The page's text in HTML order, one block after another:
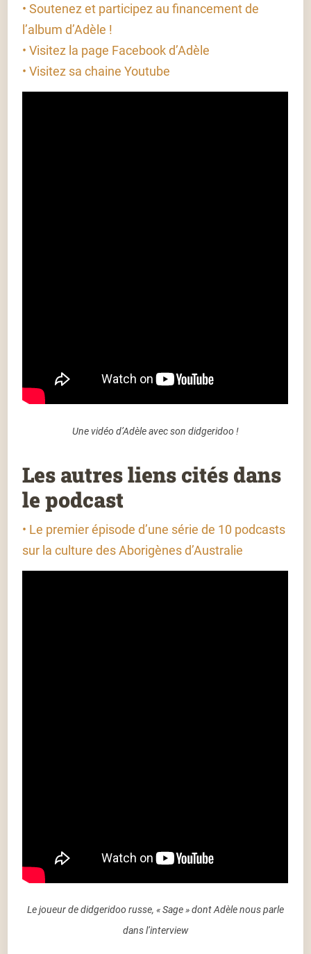
• Soutenez et participez au financement de
l’album d’Adèle !
• Visitez la page Facebook d’Adèle
• Visitez sa chaine Youtube
Une vidéo d’Adèle avec son didgeridoo !
Les autres liens cités dans
le podcast
• Le premier épisode d’une série de 10 podcasts
sur la culture des Aborigènes d’Australie
Le joueur de didgeridoo russe, « Sage » dont Adèle nous parle
dans l’interview